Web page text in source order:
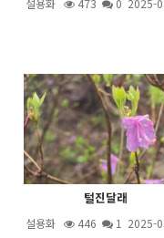
설용화 473 0 2025-
털진달래
설용화 446 1 2025-